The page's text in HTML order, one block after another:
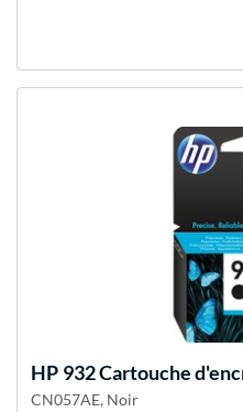
HP 932 Cartouche
CN057AE, Noir